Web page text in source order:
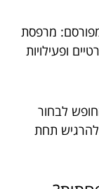
מרפסת
ופעילויות
לבחור
תחת